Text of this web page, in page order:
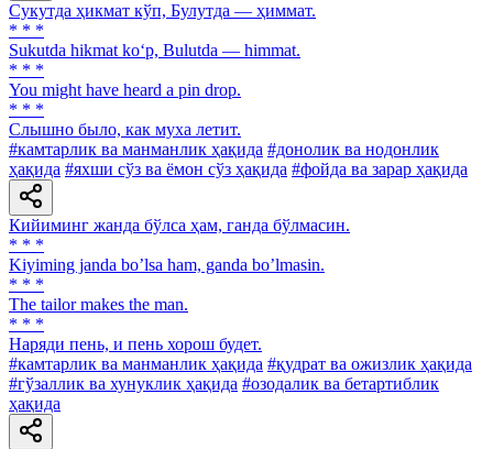
Сукутда ҳикмат кўп, Булутда — ҳиммат.
* * *
Sukutda hikmat ko‘p, Bulutda — himmat.
* * *
You might have heard a pin drop.
* * *
Слышно было, как муха летит.
#камтарлик ва манманлик ҳақида #донолик ва нодонлик
ҳақида #яхши сўз ва ёмон сўз ҳақида #фойда ва зарар ҳақида
Кийиминг жанда бўлса ҳам, ганда бўлмасин.
* * *
Kiyiming janda boʼlsa ham, ganda boʼlmasin.
* * *
The tailor makes the man.
* * *
Наряди пень, и пень хорош будет.
#камтарлик ва манманлик ҳақида #қудрат ва ожизлик ҳақида
#гўзаллик ва хунуклик ҳақида #озодалик ва бетартиблик
ҳақида